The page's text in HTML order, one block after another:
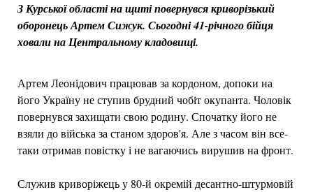
З Курської області на щиті повернувся криворізький
оборонець Артем Сижук. Сьогодні 41-річного бійця
ховали на Центральному кладовищі.
Артем Леонідович працював за кордоном, допоки на
його Україну не ступив брудний чобіт окупанта. Чоловік
повернувся захищати свою родину. Спочатку його не
взяли до війська за станом здоров'я. Але з часом він все-
таки отримав повістку і не вагаючись вирушив на фронт.
Служив криворіжець у 80-й окремій десантно-штурмовій